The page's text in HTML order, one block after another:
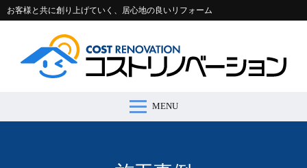
お客様と共に創り上げていく、居心地の良いリフォーム
MENU